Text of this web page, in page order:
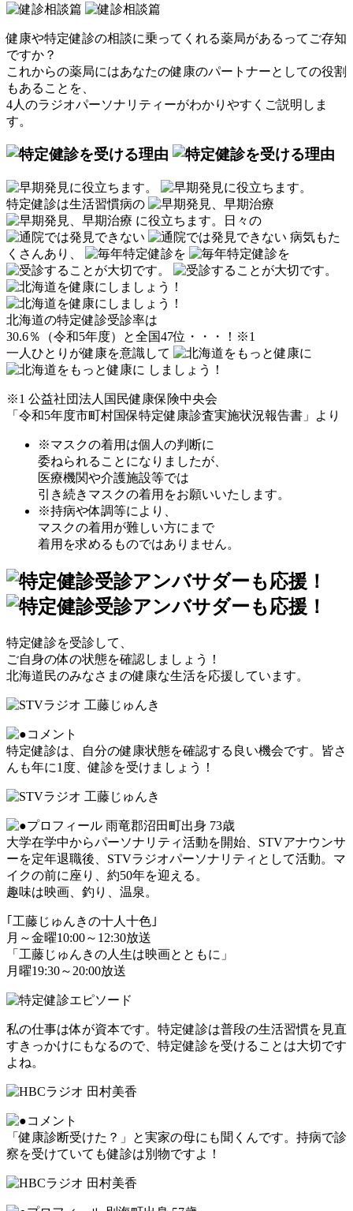
健康や特定健診の相談に乗ってくれる薬局があるってご存知
ですか？
これからの薬局にはあなたの健康のパートナーとしての役割
もあることを、
4人のラジオパーソナリティーがわかりやすくご説明しま
す。
特定健診は生活習慣病の
に役立ちます。
日々の
病気もた
くさんあり、
北海道の特定健診受診率は
30.6％（令和5年度）と全国47位・・・！ ※1
一人ひとりが健康を意識して
しましょう！
※1 公益社団法人国民健康保険中央会
「令和5年度市町村国保特定健康診査実施状況報告書」より
※マスクの着用は個人の判断に
委ねられることになりましたが、
医療機関や介護施設等では
引き続きマスクの着用をお願いいたします。
※持病や体調等により、
マスクの着用が難しい方にまで
着用を求めるものではありません。
特定健診を受診して、
ご自身の体の状態を確認しましょう！
北海道民のみなさまの健康な生活を応援しています。
特定健診は、自分の健康状態を確認する良い機会です。皆さ
んも年に1度、健診を受けましょう！
雨竜郡沼田町出身 73歳
大学在学中からパーソナリティ活動を開始、STVアナウンサ
ーを定年退職後、STVラジオパーソナリティとして活動。マ
イクの前に座り、約50年を迎える。
趣味は映画、釣り、温泉。
｢工藤じゅんきの十人十色｣
月～金曜10:00～12:30放送
「工藤じゅんきの人生は映画とともに」
月曜19:30～20:00放送
私の仕事は体が資本です。特定健診は普段の生活習慣を見直
すきっかけにもなるので、特定健診を受けることは大切です
よね。
「健康診断受けた？」と実家の母にも聞くんです。持病で診
察を受けていても健診は別物ですよ！